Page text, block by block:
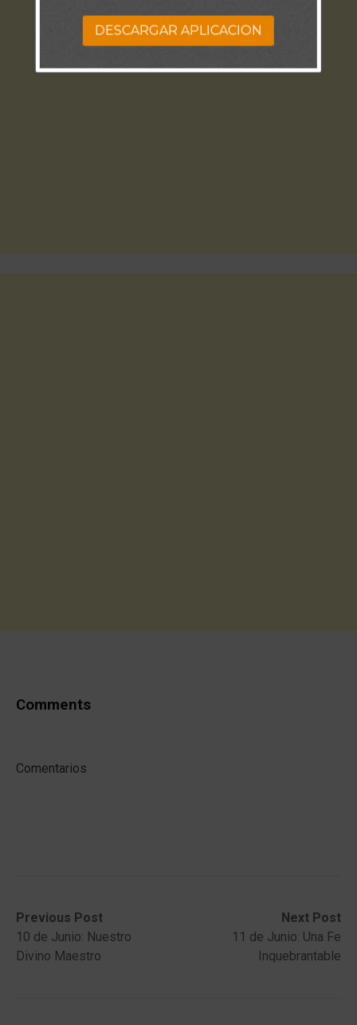
Comments
Comentarios
Post
navigation
Previous Post
Previous
post:10 de Junio: Nuestro
Divino Maestro
Next Post
Next
post:
11 de Junio: Una Fe
Inquebrantable
DESCARGAR APLICACION